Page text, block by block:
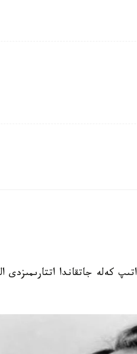
كەلە جاتقاندا اتتارىمىزدى